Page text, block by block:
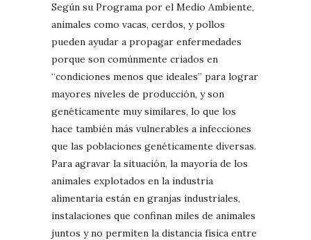
Según su Programa por el Medio Ambiente,
animales como vacas, cerdos, y pollos
pueden ayudar a propagar enfermedades
porque son comúnmente criados en
“condiciones menos que ideales” para lograr
mayores niveles de producción, y son
genéticamente muy similares, lo que los
hace también más vulnerables a infecciones
que las poblaciones genéticamente diversas.
Para agravar la situación, la mayoría de los
animales explotados en la industria
alimentaria están en granjas industriales,
instalaciones que confinan miles de animales
juntos y no permiten la distancia física entre